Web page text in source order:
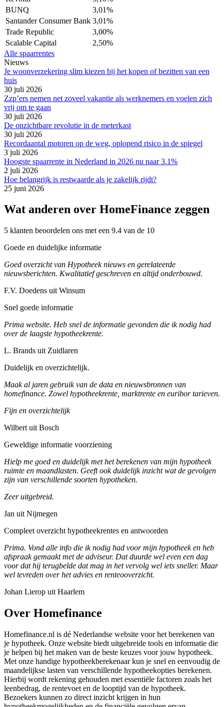
BUNQ
3,01%
Santander Consumer Bank 3,01%
Trade Republic
3,00%
Scalable Capital
2,50%
Alle spaarrentes
Nieuws
Je woonverzekering slim kiezen bij het kopen of bezitten van een
huis
30 juli 2026
Zzp’ers nemen net zoveel vakantie als werknemers en voelen zich
vrij om te gaan
30 juli 2026
De onzichtbare revolutie in de meterkast
30 juli 2026
Recordaantal motoren op de weg, oplopend risico in de spiegel
3 juli 2026
Hoogste spaarrente in Nederland in 2026 nu naar 3.1%
2 juli 2026
Hoe belangrijk is restwaarde als je zakelijk rijdt?
25 juni 2026
Wat anderen over HomeFinance zeggen
5 klanten beoordelen ons met een 9.4 van de 10
Goede en duidelijke informatie
Goed overzicht van Hypotheek nieuws en gerelateerde
nieuwsberichten. Kwalitatief geschreven en altijd onderbouwd.
F.V. Doedens uit Winsum
Snel goede informatie
Prima website. Heb snel de informatie gevonden die ik nodig had
over de laagste hypotheekrente.
L. Brands uit Zuidlaren
Duidelijk en overzichtelijk.
Maak al jaren gebruik van de data en nieuwsbronnen van
homefinance. Zowel hypotheekrente, marktrente en euribor tarieven.
Fijn en overzichtelijk
Wilbert uit Bosch
Geweldige informatie voorziening
Hielp me goed en duidelijk met het berekenen van mijn hypotheek
ruimte en maandlasten. Geeft ook duidelijk inzicht wat de gevolgen
zijn van verschillende soorten hypotheken.
Zeer uitgebreid.
Jan uit Nijmegen
Compleet overzicht hypotheekrentes en antwoorden
Prima. Vond alle info die ik nodig had voor mijn hypotheek en heb
afspraak gemaakt met de adviseur. Dat duurde wel even een dag
voor dat hij terugbelde dat mag in het vervolg wel iets sneller. Maar
wel tevreden over het advies en renteooverzicht.
Johan Lierop uit Haarlem
Over Homefinance
Homefinance.nl is dé Nederlandse website voor het berekenen van
je hypotheek. Onze website biedt uitgebreide tools en informatie die
je helpen bij het maken van de beste keuzes voor jouw hypotheek.
Met onze handige hypotheekberekenaar kun je snel en eenvoudig de
maandelijkse lasten van verschillende hypotheekopties berekenen.
Hierbij wordt rekening gehouden met essentiële factoren zoals het
leenbedrag, de rentevoet en de looptijd van de hypotheek.
Bezoekers kunnen zo direct inzicht krijgen in hun